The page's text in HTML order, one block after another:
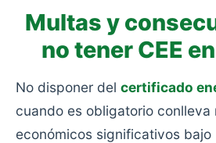
Multas y
no tener CEE
No disponer del certificado
cuando es obligatorio conlleva
económicos significativos bajo